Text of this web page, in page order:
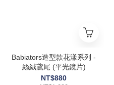
Babiators造型款花漾系列 -
絲絨鳶尾 (平光鏡片)
NT$880